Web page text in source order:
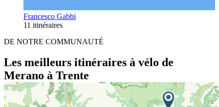
Francesco Gabbi
11 itinéraires
DE NOTRE COMMUNAUTÉ
Les meilleurs itinéraires à vélo de
Merano à Trente